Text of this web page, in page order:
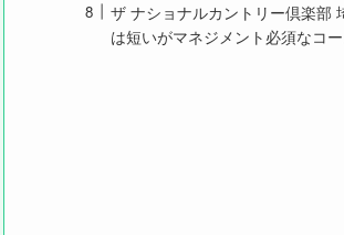
ザ ナショナルカントリー倶楽部
は短いがマネジメント必須なコー